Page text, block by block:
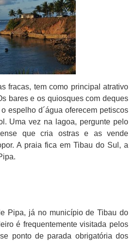
fracas, tem como principal atrativo
bares e os quiosques com deques
espelho d´água oferecem petiscos
Uma vez na lagoa, pergunte pelo
que cria ostras e as vende
A praia fica em Tibau do Sul, a
Pipa, já no município de Tibau do
é frequentemente visitada pelos
ponto de parada obrigatória dos